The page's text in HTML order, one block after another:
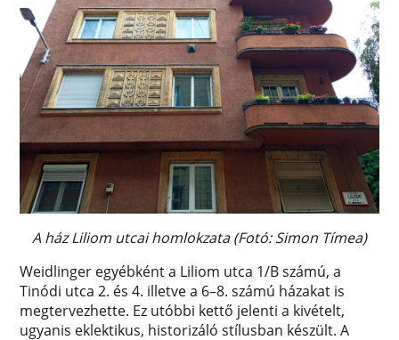
A ház Liliom utcai homlokzata (Fotó: Simon Tímea)
Weidlinger egyébként a Liliom utca 1/B számú, a
Tinódi utca 2. és 4. illetve a 6–8. számú házakat is
megtervezhette. Ez utóbbi kettő jelenti a kivételt,
ugyanis eklektikus, historizáló stílusban készült. A